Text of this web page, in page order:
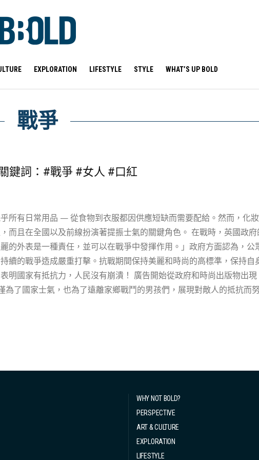
EXPLORATION LIFESTYLE STYLE WHAT’S UP BOLD
戰爭
鍵詞：#戰爭 #女人 #口紅
所有日常用品 — 從食物到衣服都因供應短缺而需要配給。然而，化
及前線扮演著提振士氣的關鍵角色。 在戰時，英國政府的廣播和廣告發放
的外表是一種責任，並可以在戰爭中發揮作用。」政府方面認為，公
續的戰爭造成嚴重打擊。抗戰期間保持美麗和時尚的高標準，保持自
有崩潰！ 廣告開始從政府和時尚出版物出現，包括英國 Vogue
示抵抗。大品牌開始了愛國主義活動，暗示塗口紅等於反希特勒，間
，當時最大的口紅製造商...
WHY NOT BOLD?
PERSPECTIVE
ART & CULTURE
EXPLORATION
LIFESTYLE